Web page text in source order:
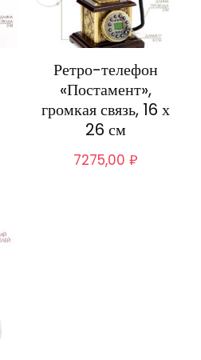
Ретро-телефон
«Постамент»,
громкая связь, 16 х
26 см
7275,00 ₽